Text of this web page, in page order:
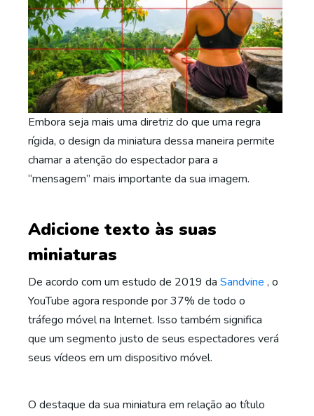
Embora seja mais uma diretriz do que uma regra
rígida, o design da miniatura dessa maneira permite
chamar a atenção do espectador para a
“mensagem” mais importante da sua imagem.
Adicione texto às suas
miniaturas
De acordo com um estudo de 2019 da Sandvine , o
YouTube agora responde por 37% de todo o
tráfego móvel na Internet. Isso também significa
que um segmento justo de seus espectadores verá
seus vídeos em um dispositivo móvel.
O destaque da sua miniatura em relação ao título